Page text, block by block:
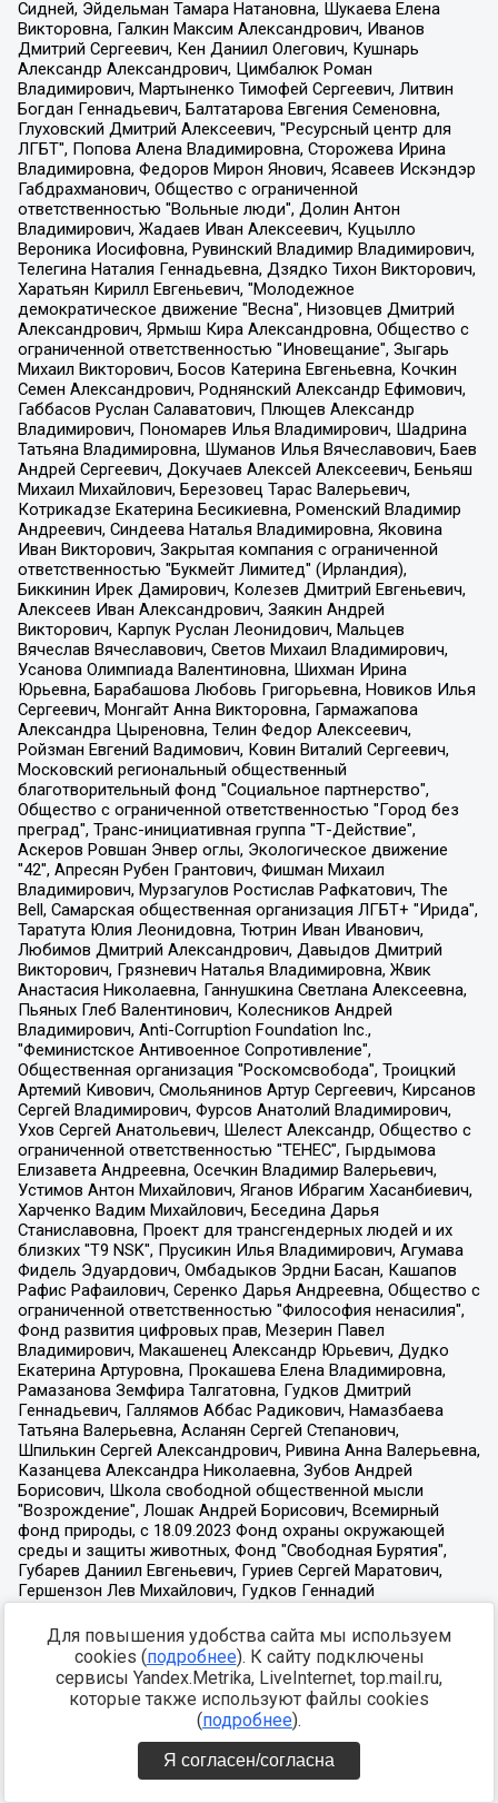
Для повышения удобства сайта мы используем
cookies (подробнее). К сайту подключены
сервисы Yandex.Metrika, LiveInternet, top.mail.ru,
которые также используют файлы cookies
(подробнее).
Я согласен/согласна